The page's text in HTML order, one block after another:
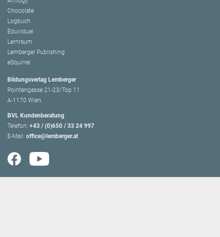
Chocolate
Logbuch
Eduvidual
Lernraum
Lemberger Publishing
eSquirrel
Bildungsverlag Lemberger
Pointengasse 21-23/Top 11
A-1170 Wien
BVL Kundenberatung
Telefon: +43 / (0)650 / 33 24 997
E-Mail: office@lemberger.at